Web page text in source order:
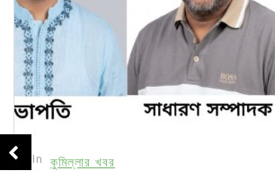
In কুমিল্লার খবর